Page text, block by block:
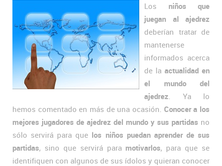
Los niños que
juegan al ajedrez
deberían tratar de
mantenerse
informados acerca
de la actualidad en
el mundo del
ajedrez . Ya lo
hemos comentado en más de una ocasión. Conocer a los
mejores jugadores de ajedrez del mundo y sus partidas no
sólo servirá para que los niños puedan aprender de sus
partidas, sino que servirá para motivarlos, para que se
identifiquen con algunos de sus ídolos y quieran conocer